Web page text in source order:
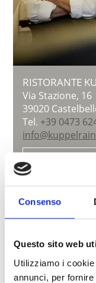
Consenso
Questo sito web
Utilizziamo i
annunci, per
RISTORANTE
Via Stazione, 16
39020
Tel.+39 0473